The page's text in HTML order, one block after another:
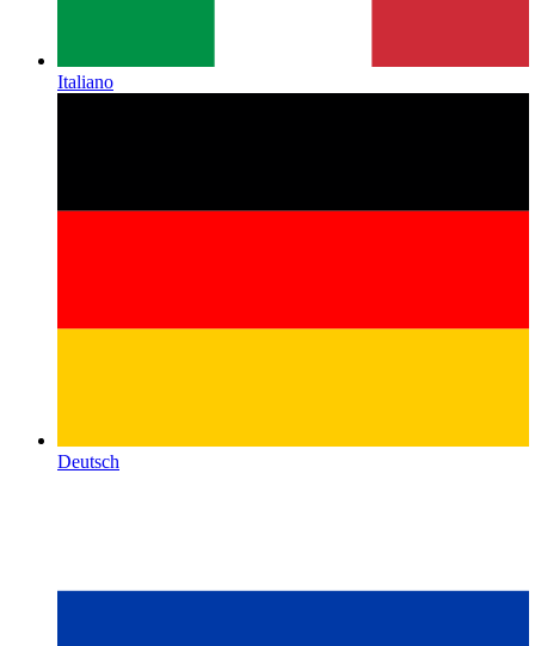
Italiano
Deutsch